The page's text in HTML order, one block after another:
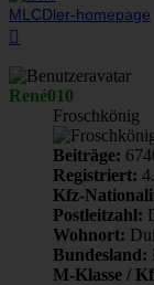
MLCDler-homepage
René010
Froschkönig
Beiträge:
Registriert:
Kfz-
Postleitzahl:
Wohnort:
Bundesland:
M-Klasse /